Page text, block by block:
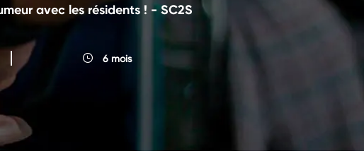
avec les résidents ! - SC2S
6 mois